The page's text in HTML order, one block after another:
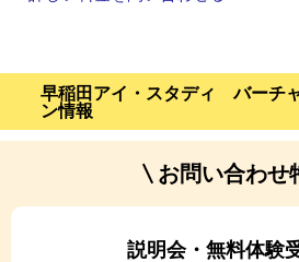
早稲田アイ・スタディ バーチ
ン情報
お問い合わせ
説明会・無料体験